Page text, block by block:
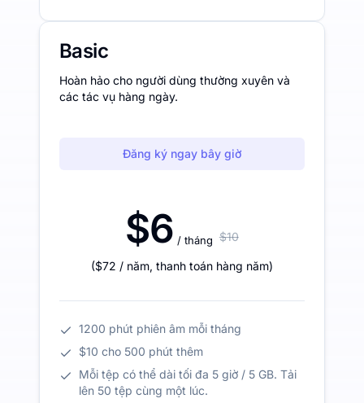
Basic
Hoàn hảo cho người dùng thường xuyên và
các tác vụ hàng ngày.
Đăng ký ngay bây giờ
$6 / tháng $10
($72 / năm, thanh toán hàng năm)
1200 phút phiên âm mỗi tháng
$10 cho 500 phút thêm
Mỗi tệp có thể dài tối đa 5 giờ / 5 GB. Tải
lên 50 tệp cùng một lúc.